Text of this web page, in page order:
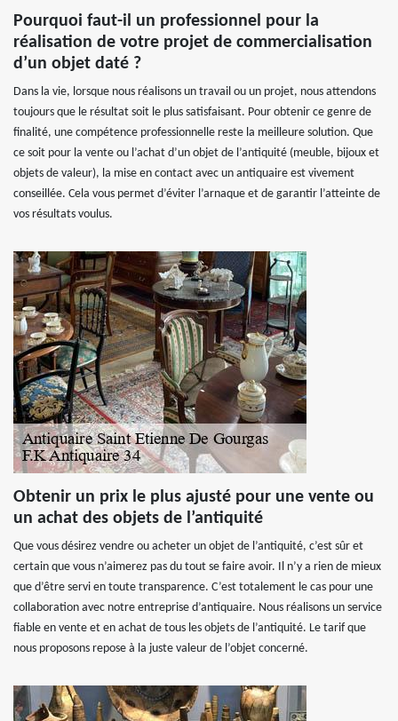
Pourquoi faut-il un professionnel pour la
réalisation de votre projet de commercialisation
d’un objet daté ?
Dans la vie, lorsque nous réalisons un travail ou un projet, nous attendons
toujours que le résultat soit le plus satisfaisant. Pour obtenir ce genre de
finalité, une compétence professionnelle reste la meilleure solution. Que
ce soit pour la vente ou l’achat d’un objet de l’antiquité (meuble, bijoux et
objets de valeur), la mise en contact avec un antiquaire est vivement
conseillée. Cela vous permet d’éviter l’arnaque et de garantir l’atteinte de
vos résultats voulus.
Obtenir un prix le plus ajusté pour une vente ou
un achat des objets de l’antiquité
Que vous désirez vendre ou acheter un objet de l’antiquité, c’est sûr et
certain que vous n’aimerez pas du tout se faire avoir. Il n’y a rien de mieux
que d’être servi en toute transparence. C’est totalement le cas pour une
collaboration avec notre entreprise d’antiquaire. Nous réalisons un service
fiable en vente et en achat de tous les objets de l’antiquité. Le tarif que
nous proposons repose à la juste valeur de l’objet concerné.